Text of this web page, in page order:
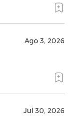
Ago 3, 2026
Jul 30, 2026